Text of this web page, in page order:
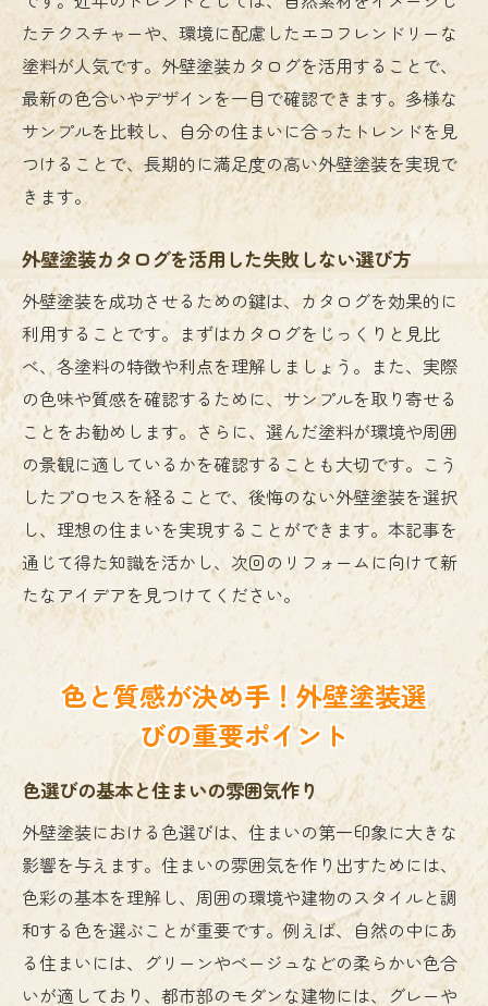
理想の住まいを維持するためのメンテナン
外壁塗装でコストパフォーマンスを最大化
する選び方
住まいを守るための塗料選びの基準
プロが教える理想の外壁塗装の選び方
たテクスチャーや、環境に配慮したエコフレンドリーな
塗料が人気です。外壁塗装カタログを活用することで、
最新の色合いやデザインを一目で確認できます。多様な
サンプルを比較し、自分の住まいに合ったトレンドを見
つけることで、長期的に満足度の高い外壁塗装を実現で
きます。
外壁塗装カタログを活用した失敗しない選び方
外壁塗装を成功させるための鍵は、カタログを効果的に
利用することです。まずはカタログをじっくりと見比
べ、各塗料の特徴や利点を理解しましょう。また、実際
の色味や質感を確認するために、サンプルを取り寄せる
ことをお勧めします。さらに、選んだ塗料が環境や周囲
の景観に適しているかを確認することも大切です。こう
したプロセスを経ることで、後悔のない外壁塗装を選択
し、理想の住まいを実現することができます。本記事を
通じて得た知識を活かし、次回のリフォームに向けて新
たなアイデアを見つけてください。
色と質感が決め手！外壁塗装選
びの重要ポイント
色選びの基本と住まいの雰囲気作り
外壁塗装における色選びは、住まいの第一印象に大きな
影響を与えます。住まいの雰囲気を作り出すためには、
色彩の基本を理解し、周囲の環境や建物のスタイルと調
和する色を選ぶことが重要です。例えば、自然の中にあ
る住まいには、グリーンやベージュなどの柔らかい色合
いが適しており、都市部のモダンな建物には、グレーや